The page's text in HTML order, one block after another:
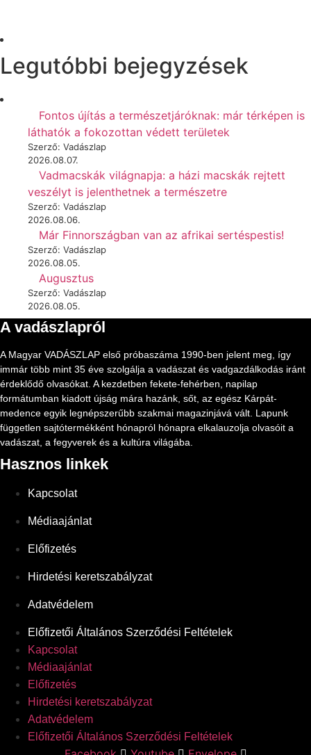
Legutóbbi bejegyzések
Fontos újítás a természetjáróknak: már térképen is
láthatók a fokozottan védett területek
Szerző: Vadászlap
2026.08.07.
Vadmacskák világnapja: a házi macskák rejtett
veszélyt is jelenthetnek a természetre
Szerző: Vadászlap
2026.08.06.
Már Finnországban van az afrikai sertéspestis!
Szerző: Vadászlap
2026.08.05.
Augusztus
Szerző: Vadászlap
2026.08.05.
A vadászlapról
A Magyar VADÁSZLAP első próbaszáma 1990-ben jelent meg, így
immár több mint 35 éve szolgálja a vadászat és vadgazdálkodás iránt
érdeklődő olvasókat. A kezdetben fekete-fehérben, napilap
formátumban kiadott újság mára hazánk, sőt, az egész Kárpát-
medence egyik legnépszerűbb szakmai magazinjává vált. Lapunk
független sajtótermékként hónapról hónapra elkalauzolja olvasóit a
vadászat, a fegyverek és a kultúra világába.
Hasznos linkek
Kapcsolat
Médiaajánlat
Előfizetés
Hirdetési keretszabályzat
Adatvédelem
Előfizetői Általános Szerződési Feltételek
Kapcsolat
Médiaajánlat
Előfizetés
Hirdetési keretszabályzat
Adatvédelem
Előfizetői Általános Szerződési Feltételek